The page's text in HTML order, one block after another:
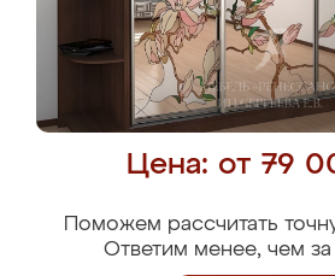
Цена: от 79
Поможем рассчитать
Ответим менее, чем за